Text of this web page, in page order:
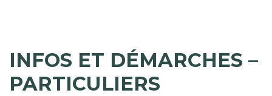
INFOS ET DÉMARCHES –
PARTICULIERS